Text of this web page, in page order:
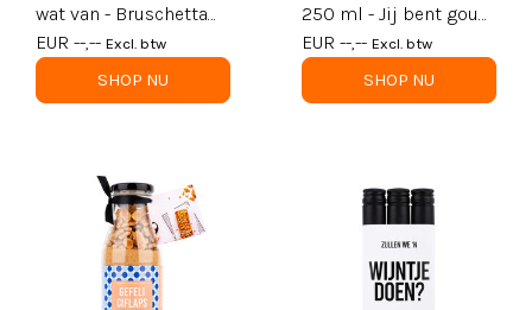
wat van - Bruschetta
kruiden met lepel -
per 6
EUR --,-- Excl. btw
SHOP NU
250 ml - Jij bent goud
waard - per 6
EUR --,-- Excl. btw
SHOP NU